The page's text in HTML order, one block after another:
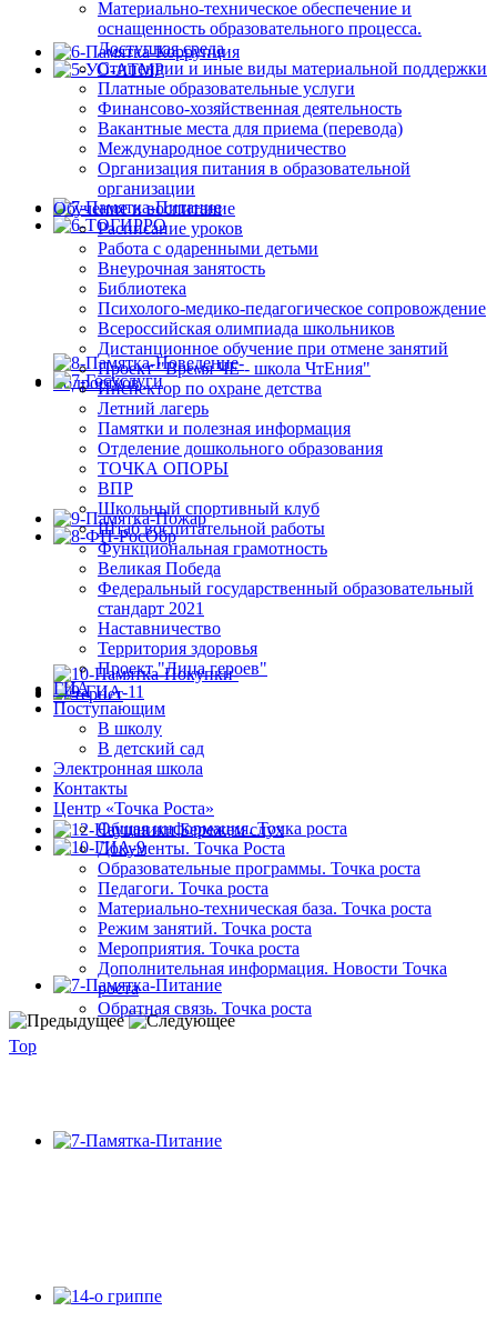
Материально-техническое обеспечение и
оснащенность образовательного процесса.
Доступная среда
Стипендии и иные виды материальной поддержки
Платные образовательные услуги
Финансово-хозяйственная деятельность
Вакантные места для приема (перевода)
Международное сотрудничество
Организация питания в образовательной
организации
Обучение и воспитание
Расписание уроков
Работа с одаренными детьми
Внеурочная занятость
Библиотека
Психолого-медико-педагогическое сопровождение
Всероссийская олимпиада школьников
Дистанционное обучение при отмене занятий
Проект "Время ЧЕ - школа ЧтЕния"
Инспектор по охране детства
Летний лагерь
Памятки и полезная информация
Отделение дошкольного образования
ТОЧКА ОПОРЫ
ВПР
Школьный спортивный клуб
Штаб воспитательной работы
Функциональная грамотность
Великая Победа
Федеральный государственный образовательный
стандарт 2021
Наставничество
Территория здоровья
Проект "Лица героев"
ГИА
Поступающим
В школу
В детский сад
Электронная школа
Контакты
Центр «Точка Роста»
Общая информация. Точка роста
Документы. Точка Роста
Образовательные программы. Точка роста
Педагоги. Точка роста
Материально-техническая база. Точка роста
Режим занятий. Точка роста
Мероприятия. Точка роста
Дополнительная информация. Новости Точка
роста
Обратная связь. Точка роста
Top